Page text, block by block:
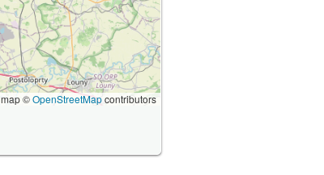
map ©OpenStreetMapcontributors